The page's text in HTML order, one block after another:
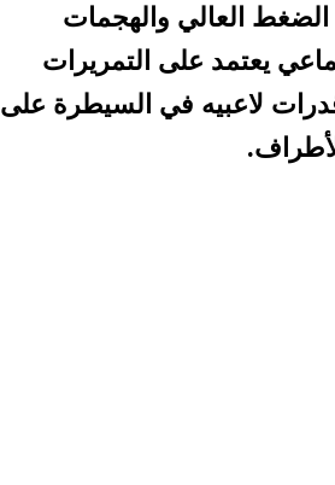
العالي والهجمات
يعتمد على التمريرات
لاعبيه في السيطرة على